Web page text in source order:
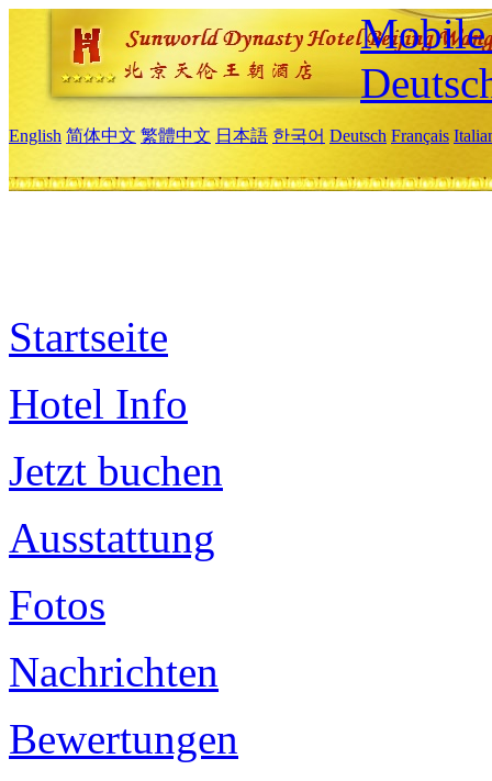
Mobile
English 简体中文 繁體中文 日本語 한국어 Deutsch Français
Startseite
Hotel Info
Jetzt buchen
Ausstattung
Fotos
Nachrichten
Bewertungen